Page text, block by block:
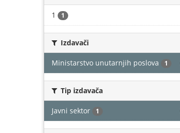
1 1
Izdavači
Ministarstvo unutarnjih poslova 1
Tip izdavača
Javni sektor 1